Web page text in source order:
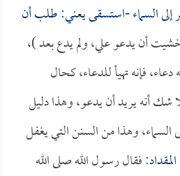
إلى السماء -استسقى يعني: طلب أن
أن يدعو علي، ولم يدع بعد )،
فإنه تهيأ للدعاء، كحال
شك أنه يريد أن يدعو، وهذا دليل
السماء، وهذا من السنن التي يغفل
المقداد: فقال رسول الله صلى الله